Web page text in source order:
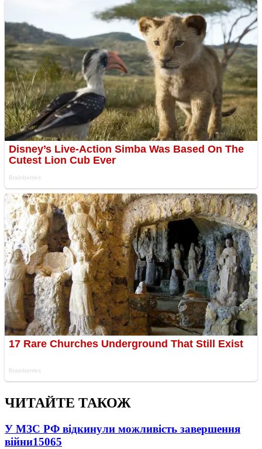
ЧИТАЙТЕ ТАКОЖ
У МЗС РФ відкинули можливість завершення
війни15065